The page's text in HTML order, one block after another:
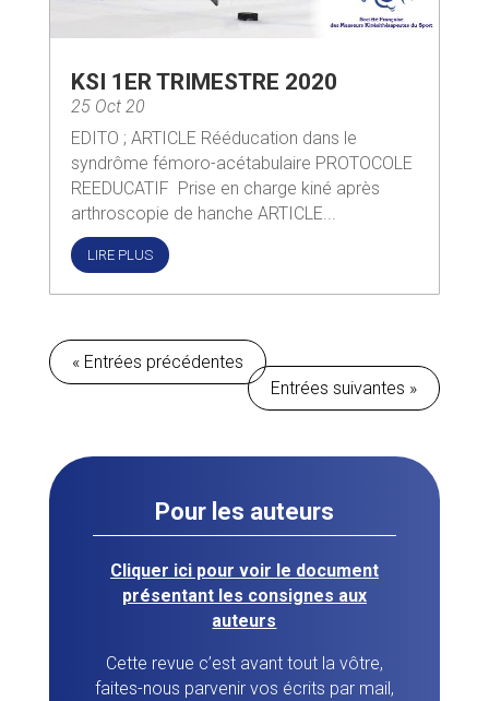
KSI 1ER TRIMESTRE 2020
25 Oct 20
EDITO ; ARTICLE Rééducation dans le
syndrôme fémoro-acétabulaire PROTOCOLE
REEDUCATIF Prise en charge kiné après
arthroscopie de hanche ARTICLE...
LIRE PLUS
« Entrées précédentes
Entrées suivantes »
Pour les auteurs
Cliquer ici pour voir le document
présentant les consignes aux
auteurs
Cette revue c’est avant tout la vôtre,
faites-nous parvenir vos écrits par mail,